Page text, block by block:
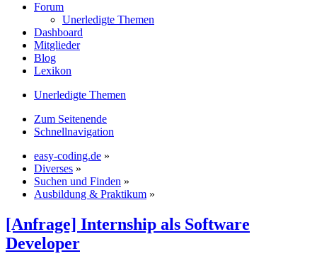
Forum
Unerledigte Themen
Dashboard
Mitglieder
Blog
Lexikon
Unerledigte Themen
Zum Seitenende
Schnellnavigation
easy-coding.de »
Diverses »
Suchen und Finden »
Ausbildung & Praktikum »
[Anfrage] Internship als Software
Developer